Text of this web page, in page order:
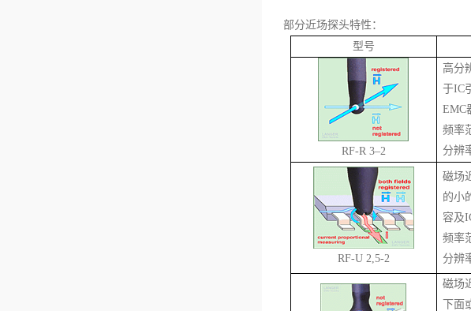
部分近场探头特性：
型号
RF-R 3–2
高分
于IC
EMC
频率
分辨
RF-U 2,5-2
磁场
的小
容及
频率
分辨
磁场
下